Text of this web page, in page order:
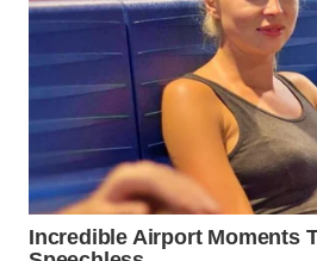
KARAWANG
WN
BEKASI
WN
BOGOR